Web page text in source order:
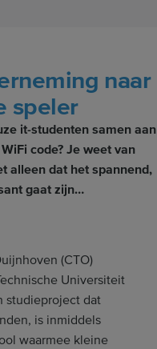
naar
speler
it-studenten samen aan
code? Je weet van
alleen dat het spannend,
gaat zijn…
(CTO)
Universiteit
studieproject dat
is inmiddels
waarmee kleine